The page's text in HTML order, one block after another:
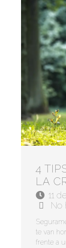
4
LA
11
No
te van
frente a